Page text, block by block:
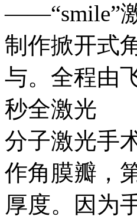
——“smile”
制作掀开式
与。全程由
秒全激光
分子激光手
作角膜瓣，
厚度。因为